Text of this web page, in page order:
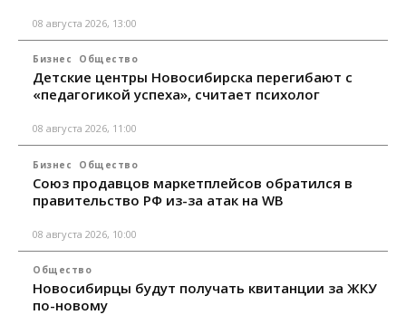
08 августа 2026, 13:00
Бизнес Общество
Детские центры Новосибирска перегибают с
«педагогикой успеха», считает психолог
08 августа 2026, 11:00
Бизнес Общество
Союз продавцов маркетплейсов обратился в
правительство РФ из-за атак на WB
08 августа 2026, 10:00
Общество
Новосибирцы будут получать квитанции за ЖКУ
по-новому